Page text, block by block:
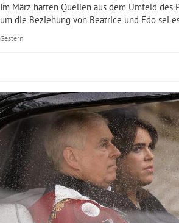
Untermenü
Untermenü
Untermenü
Untermenü
Im März hatten Quellen aus dem Umfeld des
um die Beziehung von Beatrice und Edo sei
Gestern